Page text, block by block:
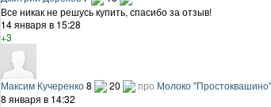
Все никак не решусь купить, спасибо за отзыв!
14 января в 15:28
+3
Максим Кучеренко8 20 про Молоко
8 января в 14:32